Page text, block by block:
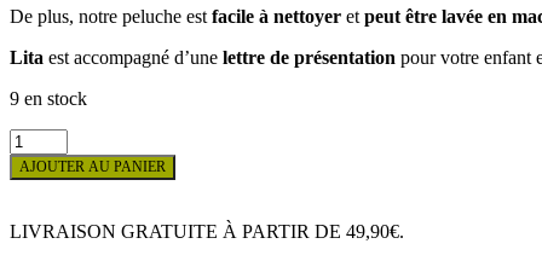
De plus, notre peluche estfacile à nettoyer etpeut être lavée en
Lita est accompagné d’une lettre de présentation pour votre enfant
9 en stock
quantité
de
PELUCHE
LITA
AJOUTER AU PANIER
LIVRAISON GRATUITE À PARTIR DE 49,90€.